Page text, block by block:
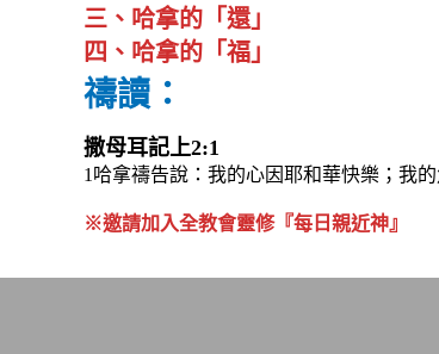
三、哈拿的「還」
四、哈拿的「福」
禱讀：
撒母耳記上2:1
1哈拿禱告說：我的心因耶和華快樂；我
※邀請加入全教會靈修『每日親近神』